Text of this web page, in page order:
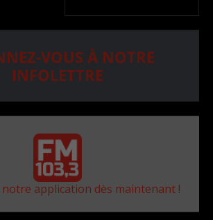
VOUS À NOTRE
INFOLETTRE
application dès maintenant !